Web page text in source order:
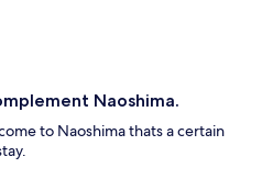
Naoshima.
to Naoshima thats a certain